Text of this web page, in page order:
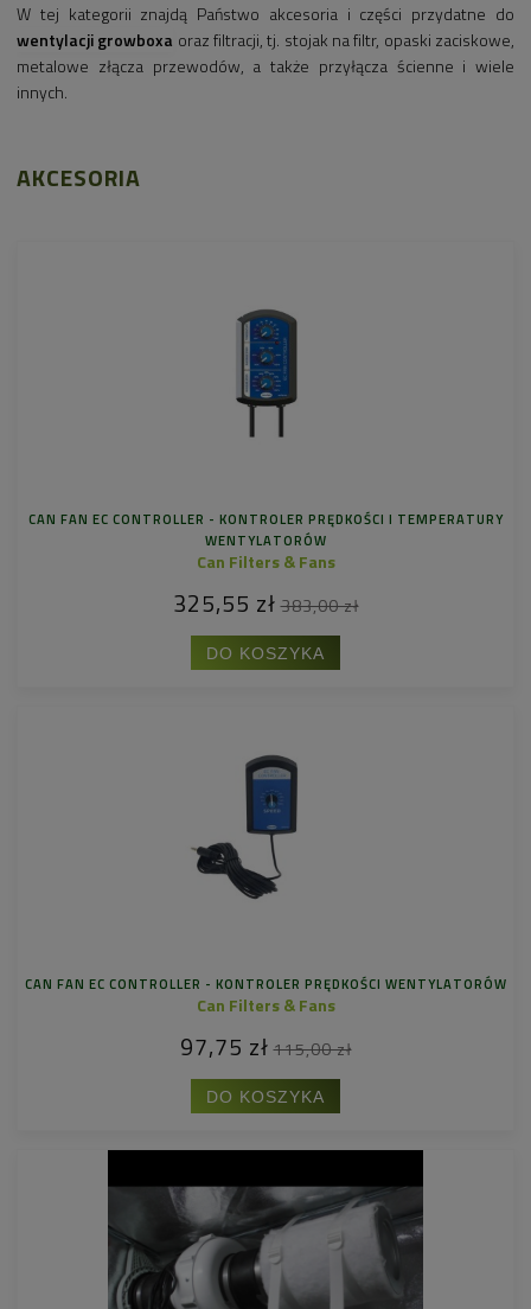
W tej kategorii znajdą Państwo akcesoria i części przydatne do
wentylacji growboxa oraz filtracji, tj. stojak na filtr, opaski zaciskowe,
metalowe złącza przewodów, a także przyłącza ścienne i wiele
innych.
AKCESORIA
CAN FAN EC CONTROLLER - KONTROLER PRĘDKOŚCI I TEMPERATURY
WENTYLATORÓW
Can Filters & Fans
325,55 zł 383,00 zł
DO KOSZYKA
CAN FAN EC CONTROLLER - KONTROLER PRĘDKOŚCI WENTYLATORÓW
Can Filters & Fans
97,75 zł 115,00 zł
DO KOSZYKA